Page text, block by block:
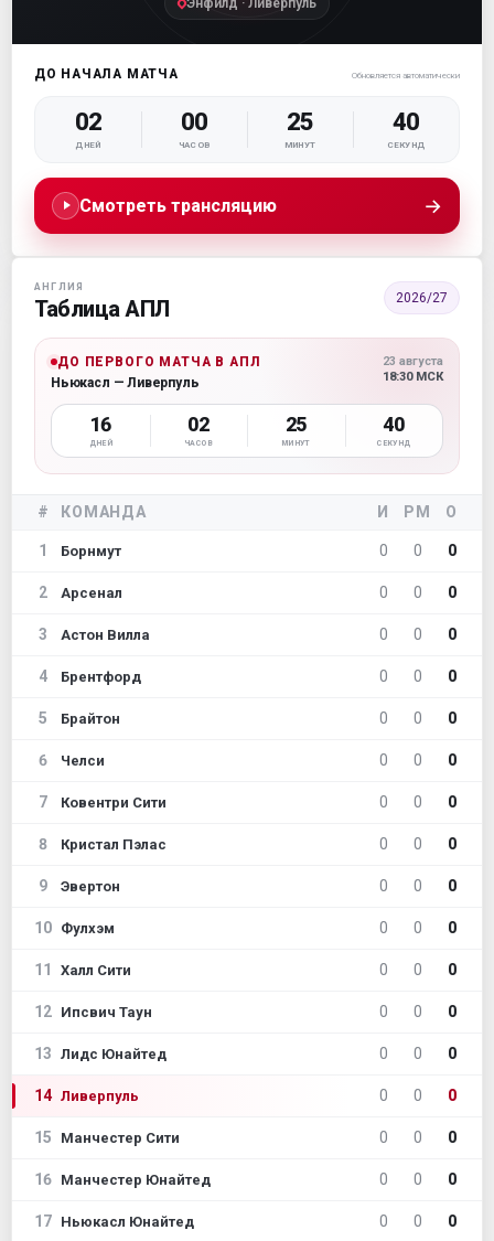
Энфилд · Ливерпуль
ДО НАЧАЛА МАТЧА Обновляется автоматически
02
ДНЕЙ
00
ЧАСОВ
25
МИНУТ
38
СЕКУНД
Смотреть трансляцию →
АНГЛИЯ
Таблица АПЛ 2026/27
ДО ПЕРВОГО МАТЧА В АПЛ
Ньюкасл — Ливерпуль
23 августа
18:30 МСК
16
ДНЕЙ
02
ЧАСОВ
25
МИНУТ
38
СЕКУНД
# КОМАНДА И РМ О
1 Борнмут 0 0 0
2 Арсенал 0 0 0
3 Астон Вилла 0 0 0
4 Брентфорд 0 0 0
5 Брайтон 0 0 0
6 Челси 0 0 0
7 Ковентри Сити 0 0 0
8 Кристал Пэлас 0 0 0
9 Эвертон 0 0 0
10 Фулхэм 0 0 0
11 Халл Сити 0 0 0
12 Ипсвич Таун 0 0 0
13 Лидс Юнайтед 0 0 0
14 Ливерпуль 0 0 0
15 Манчестер Сити 0 0 0
16 Манчестер Юнайтед 0 0 0
17 Ньюкасл Юнайтед 0 0 0